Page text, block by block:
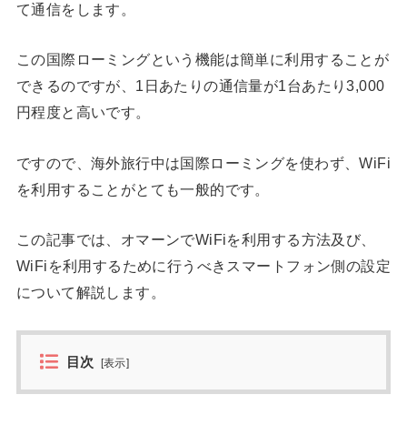
て通信をします。
この国際ローミングという機能は簡単に利用することが
できるのですが、1日あたりの通信量が1台あたり3,000
円程度と高いです。
ですので、海外旅行中は国際ローミングを使わず、WiFi
を利用することがとても一般的です。
この記事では、オマーンでWiFiを利用する方法及び、
WiFiを利用するために行うべきスマートフォン側の設定
について解説します。
目次 [表示]